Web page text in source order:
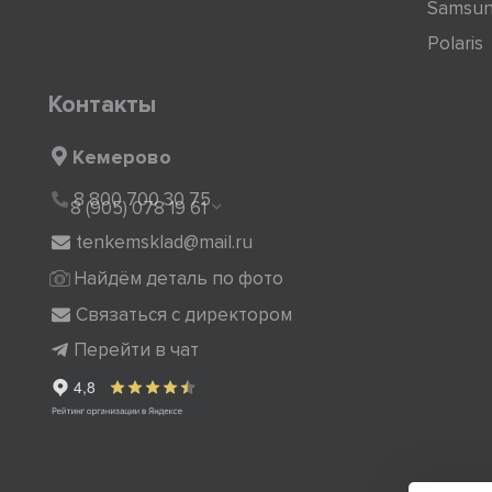
Polaris
Контакты
Кемерово
8 800 700 30 75
8 (905) 078 19 61
tenkemsklad@mail.ru
Найдём деталь по фото
Связаться с директором
Перейти в чат